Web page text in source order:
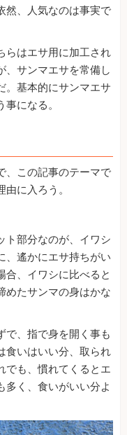
然、人気なのは事実で
らはエサ用に加工され
、サンマエサを常備し
。基本的にサンマエサ
になる。
、この記事のテーマで
に入ろう。
ト部分なのが、イワシ
、遙かにエサ持ちがい
合、イワシに比べると
めたサンマの身はかな
で、指で身を開く事も
食いはいい分、取られ
でも、慣れてくるとエ
多く、食いがいい分よ